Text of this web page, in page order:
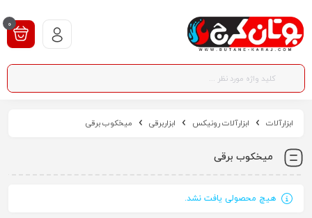
0
ابزارآلات ابزارآلات رونیکس ابزاربرقی میخکوب برقی
میخکوب برقی
هیچ محصولی یافت نشد.